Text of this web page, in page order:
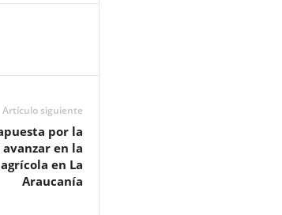
Artículo siguiente
por la
en la
en La
Araucanía